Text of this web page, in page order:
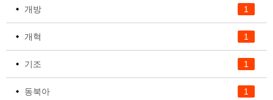
1
개방
1
개혁
1
기조
1
동북아